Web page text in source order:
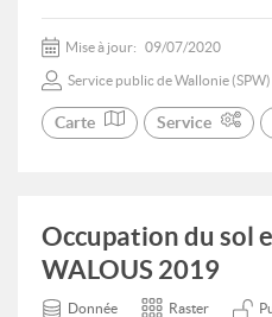
Mise à jour: 09/07/2020
Service public de Wallonie (SPW)
Carte Service
Occupation du sol
WALOUS 2019
Donnée Raster